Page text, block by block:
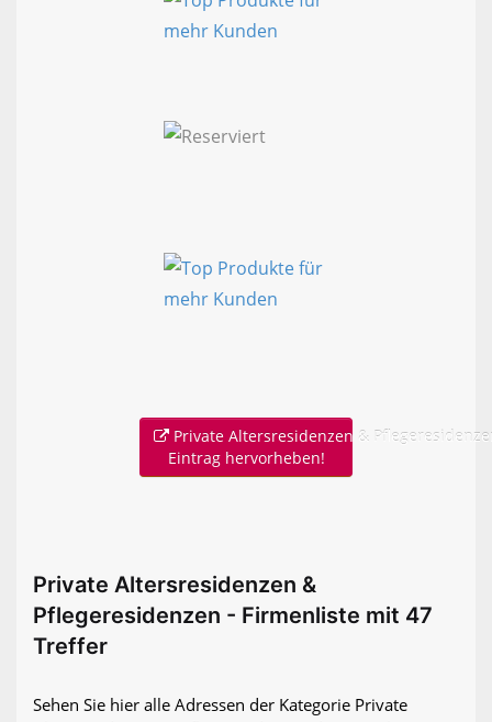
Private Altersresidenzen &
Eintrag hervorheben!
Private Altersresidenzen &
Pflegeresidenzen - Firmenliste mit 47
Treffer
Sehen Sie hier alle Adressen der Kategorie Private